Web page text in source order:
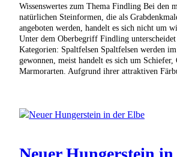
Wissenswertes zum Thema Findling Bei den
natürlichen Steinformen, die als
angeboten werden, handelt es sich nicht um
Unter dem Oberbegriff Findling
Kategorien: Spaltfelsen Spaltfelsen werden
gewonnen, meist handelt es sich um Schiefer,
Marmorarten. Aufgrund ihrer attraktiven